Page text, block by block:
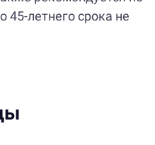
45-летнего срока не